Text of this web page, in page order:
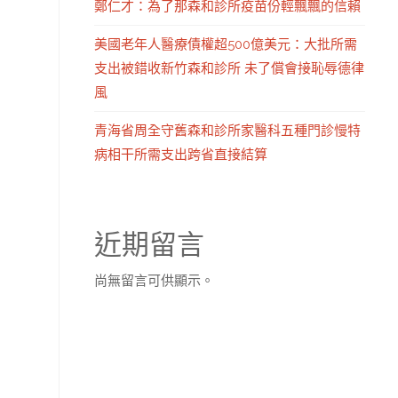
鄭仁才：為了那森和診所疫苗份輕飄飄的信賴
美國老年人醫療債權超500億美元：大批所需
支出被錯收新竹森和診所 未了償會接恥辱德律
風
青海省周全守舊森和診所家醫科五種門診慢特
病相干所需支出跨省直接結算
近期留言
尚無留言可供顯示。